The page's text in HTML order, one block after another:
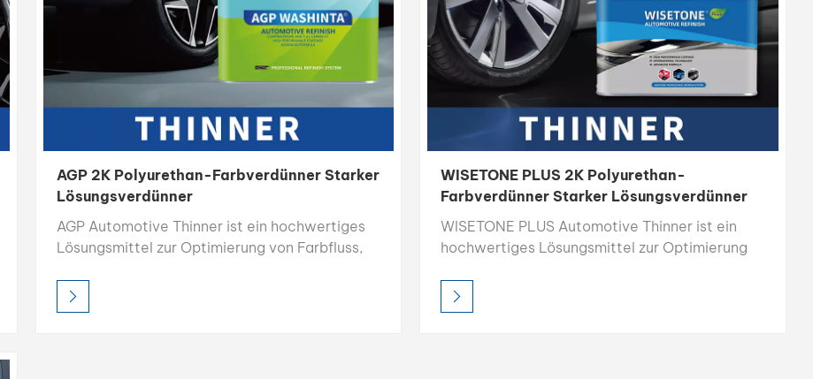
AGP 2K Polyurethan-Farbverdünner Starker
Lösungsverdünner
AGP Automotive Thinner ist ein hochwertiges
Lösungsmittel zur Optimierung von Farbfluss,
Autoreparaturlackierung. Dank seiner starken
Lösekraft und seiner 100 % lösemittelbasierten
WISETONE PLUS 2K Polyurethan-
Farbverdünner Starker Lösungsverdünner
WISETONE PLUS Automotive Thinner ist ein
hochwertiges Lösungsmittel zur Optimierung
Autoreparaturlackierung. Dank seiner starken
Lösekraft und seiner 100 % lösemittelbasierten